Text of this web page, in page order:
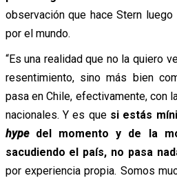
observación que hace Stern
por el mundo.
“Es una realidad que no la quiero
resentimiento, sino más bien
pasa en Chile, efectivamente, con
nacionales. Y es que si estás
hypedel momento y de la
sacudiendo el país, no pasa
por experiencia propia. Somos